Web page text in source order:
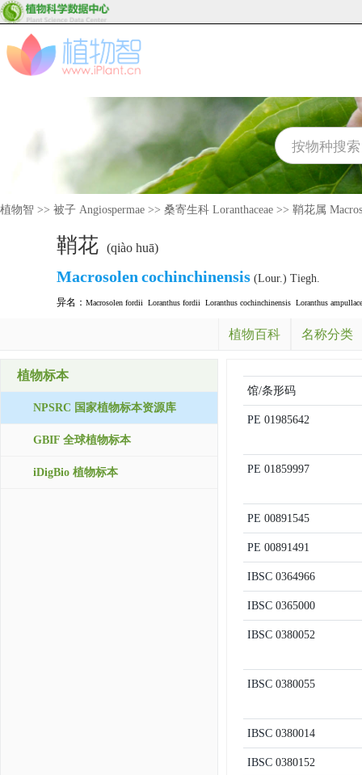
植物智 >> 被子 Angiospermae >> 桑寄生科 Loranthaceae >> 鞘花属
鞘花 (qiào huā)
Macrosolen cochinchinensis (Lour.) Tiegh.
异名： Macrosolen fordii Loranthus fordii Loranthus cochinchinensis Loranthus
植物百科 名称分类
植物标本
NPSRC 国家植物标本资源库
GBIF 全球植物标本
iDigBio 植物标本
馆/条形码
PE 01985642
PE 01859997
PE 00891545
PE 00891491
IBSC 0364966
IBSC 0365000
IBSC 0380052
IBSC 0380055
IBSC 0380014
IBSC 0380152